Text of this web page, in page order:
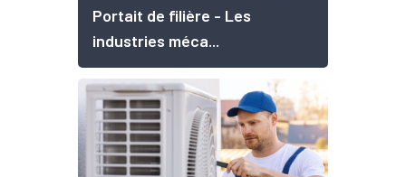
Portait de filière - Les
industries méca...